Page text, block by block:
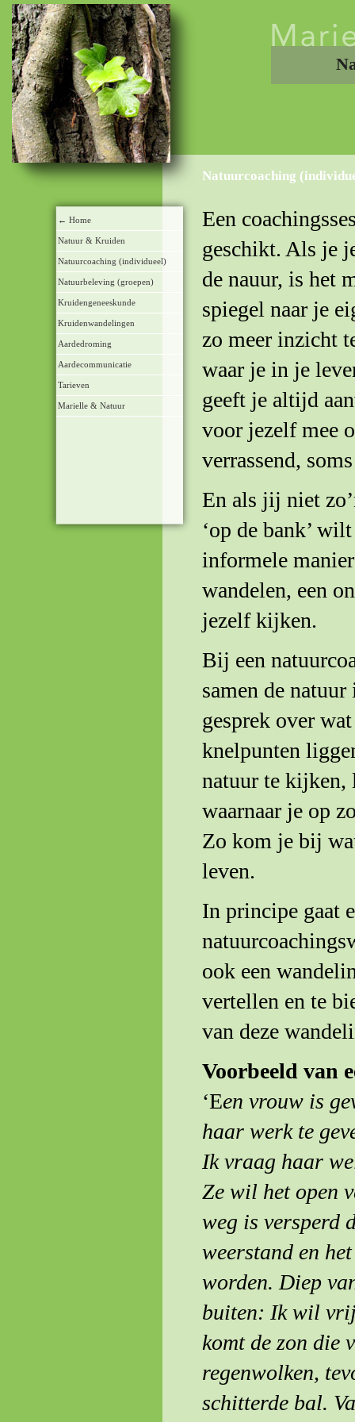
Natuurcoaching
← Home
Natuur & Kruiden
Natuurcoaching (individueel)
Natuurbeleving (groepen)
Kruidengeneeskunde
Kruidenwandelingen
Aardedroming
Aardecommunicatie
Tarieven
Marielle & Natuur
Een
geschikt. Als je
de nauur, is het
spiegel naar je
zo meer inzicht
waar je in je
geeft je altijd
voor jezelf mee
verrassend,
En als jij niet
‘op de bank’
informele
wandelen, een
jezelf kijken.
Bij een
samen de
gesprek over
knelpunten
natuur te kijken,
waarnaar je op
Zo kom je bij
leven.
In principe gaat
ook een
vertellen en te
van deze
Voorbeeld van
‘Een vrouw is
haar werk te
Ik vraag haar
Ze wil het open
weg is versperd
weerstand en
worden. Diep
buiten: Ik wil
komt de zon die
regenwolken,
schitterde bal.